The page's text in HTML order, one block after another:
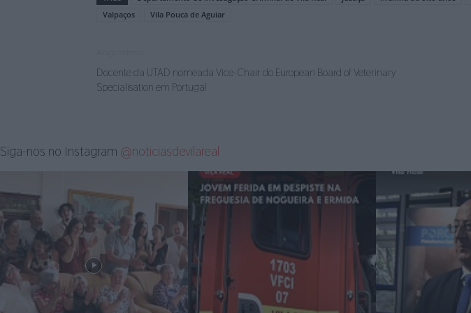
Valpaços
Vila Pouca de Aguiar
Docente da UTAD nomeada Vice-Chair do European Board of Veterinary
Specialisation em Portugal
Siga-nos no Instagram @noticiasdevilareal